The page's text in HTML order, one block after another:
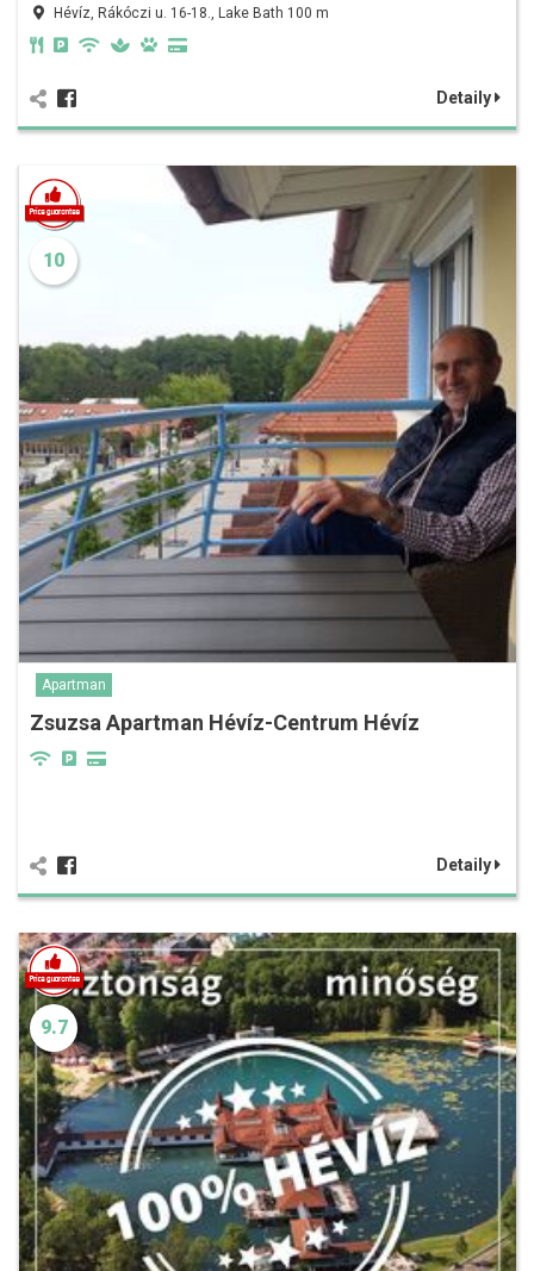
Hévíz, Rákóczi u. 16-18., Lake Bath 100 m
Detaily
10
Apartman
Zsuzsa Apartman Hévíz-Centrum Hévíz
Detaily
9.7